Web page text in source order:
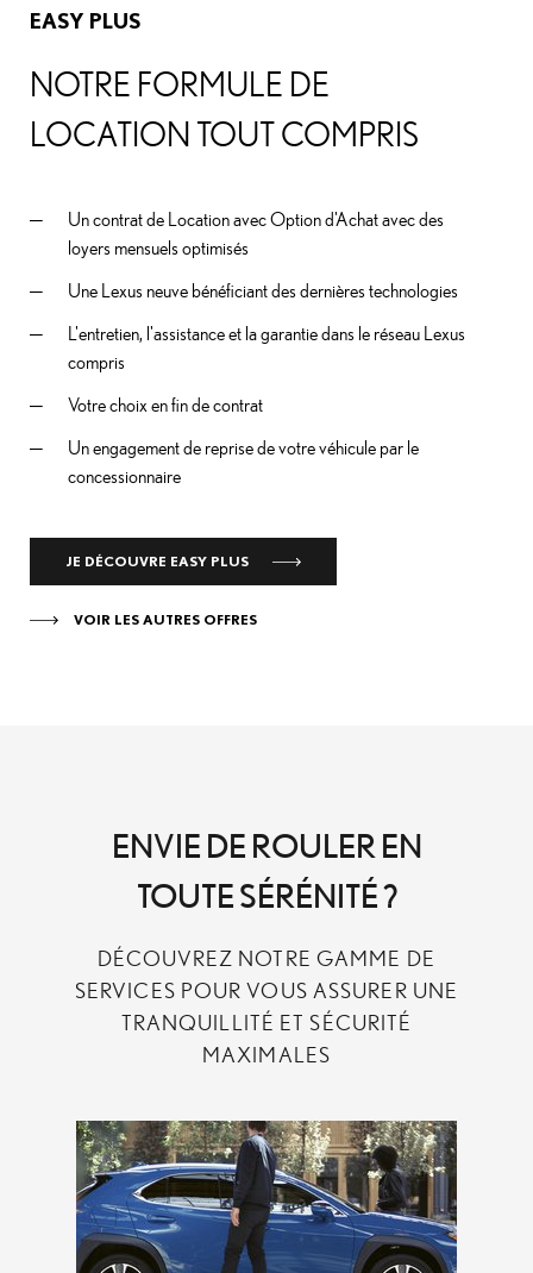
EASY PLUS
NOTRE FORMULE DE
LOCATION TOUT COMPRIS
Un contrat de Location avec Option d'Achat avec des
loyers mensuels optimisés
Une Lexus neuve bénéficiant des dernières technologies
L'entretien, l'assistance et la garantie dans le réseau Lexus
compris
Votre choix en fin de contrat
Un engagement de reprise de votre véhicule par le
concessionnaire
JE DÉCOUVRE EASY PLUS
VOIR LES AUTRES OFFRES
ENVIE DE ROULER EN
TOUTE SÉRÉNITÉ ?
DÉCOUVREZ NOTRE GAMME DE
SERVICES POUR VOUS ASSURER UNE
TRANQUILLITÉ ET SÉCURITÉ
MAXIMALES